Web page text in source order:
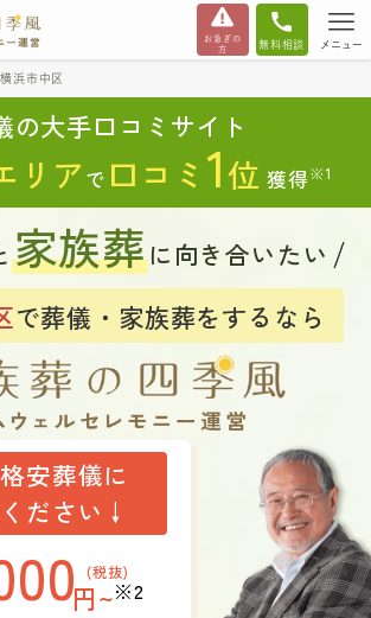
お急ぎの
方
無料相談 メニュー
横浜市中区
の大手口コミサイト
リア で 口コミ 1位 獲得※1
家族葬に向き合いたい
で葬儀・家族葬をするなら
安葬儀に
ださい↓
(税抜)
円~※2